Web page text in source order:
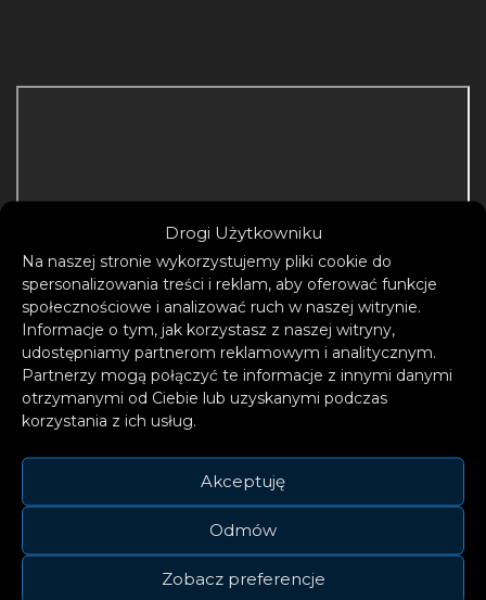
Drogi Użytkowniku
Na naszej stronie wykorzystujemy pliki cookie do
spersonalizowania treści i reklam, aby oferować funkcje
społecznościowe i analizować ruch w naszej witrynie.
Informacje o tym, jak korzystasz z naszej witryny,
udostępniamy partnerom reklamowym i analitycznym.
Partnerzy mogą połączyć te informacje z innymi danymi
otrzymanymi od Ciebie lub uzyskanymi podczas
korzystania z ich usług.
Akceptuję
Odmów
Zobacz preferencje